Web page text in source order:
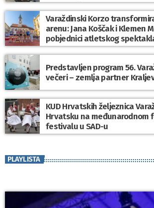
Varaždinski Korzo
arenu: Jana Koščak i Klemen
pobjednici atletskog
2026”
Predstavljen program 56.
večeri – zemlja partner
KUD Hrvatskih željeznica
Hrvatsku na međunarodnom
festivalu u SAD-u
PLAYLISTA